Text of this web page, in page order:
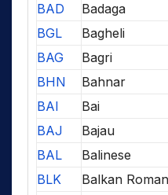
BAD
Badaga
BGL
Bagheli
BAG
Bagri
BHN
Bahnar
BAI
Bai
BAJ
Bajau
BAL
Balinese
BLK
Balkan